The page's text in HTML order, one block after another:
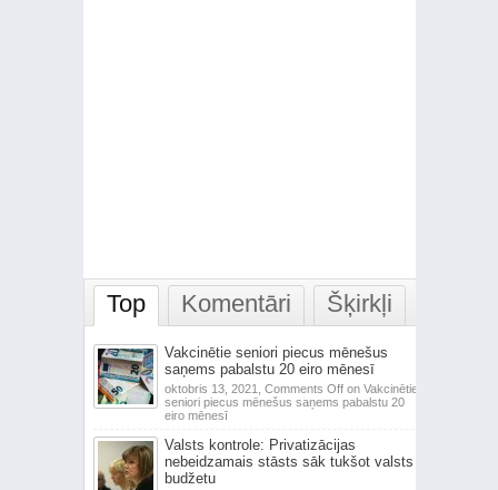
Top Komentāri Šķirkļi
Vakcinētie seniori piecus mēnešus
saņems pabalstu 20 eiro mēnesī
oktobris 13, 2021, Comments Offon Vakcinētie
seniori piecus mēnešus saņems pabalstu 20
eiro mēnesī
Valsts kontrole: Privatizācijas
nebeidzamais stāsts sāk tukšot valsts
budžetu